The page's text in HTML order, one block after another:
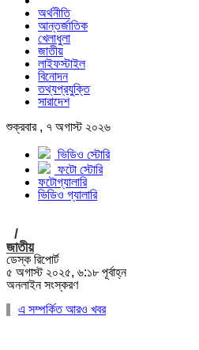
অর্থনীতি
আন্তর্জাতিক
খেলাধুলা
জাতীয়
লাইফস্টাইল
বিনোদন
তথ্যপ্রযুক্তি
সারাদেশ
শুক্রবার , ৭ অগাস্ট ২০২৬
ভিডিও স্টোরি
ফটো স্টোরি
ফটোগ্যালারি
ভিডিও গ্যালারি
/
জাতীয়
ডেস্ক রিপোর্ট
৫ অগাস্ট ২০২৫, ৬:১৮ পূর্বাহ্ন
অনলাইন সংস্করণ
এ সম্পর্কিত আরও খবর